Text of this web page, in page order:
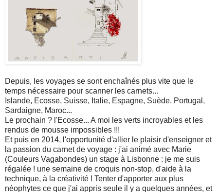
Depuis, les voyages se sont enchaînés plus vite que le
temps nécessaire pour scanner les carnets...
Islande, Ecosse, Suisse, Italie, Espagne, Suède, Portugal,
Sardaigne, Maroc...
Le prochain ? l'Ecosse... A moi les verts incroyables et les
rendus de mousse impossibles !!!
Et puis en 2014, l'opportunité d'allier le plaisir d'enseigner et
la passion du carnet de voyage : j'ai animé avec Marie
(Couleurs Vagabondes) un stage à Lisbonne : je me suis
régalée ! une semaine de croquis non-stop, d'aide à la
technique, à la créativité ! Tenter d'apporter aux plus
néophytes ce que j'ai appris seule il y a quelques années, et